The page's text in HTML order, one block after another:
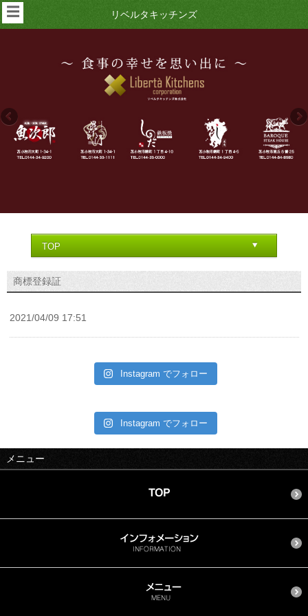
リベルタキッチンズ
☰
商標登録証
2021/04/09 17:51
Instagram でフォロー
Instagram でフォロー
メニュー